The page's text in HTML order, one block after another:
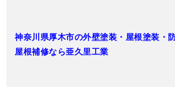
神奈川県厚木市の外壁塗装・屋根塗装・
屋根補修なら亜久里工業